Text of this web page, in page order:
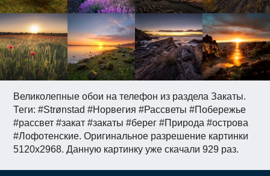
Великолепные обои на телефон из раздела Закаты.
Теги: #Strønstad #Норвегия #Рассветы #Побережье
#рассвет #закат #закаты #берег #Природа #острова
#Лофотенские. Оригинальное разрешение картинки
5120x2968. Данную картинку уже скачали 929 раз.